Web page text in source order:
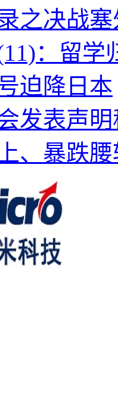
之决战
：留学
迫降日本
发表声
、暴跌